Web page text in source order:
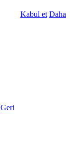
Kabul et Daha
Geri